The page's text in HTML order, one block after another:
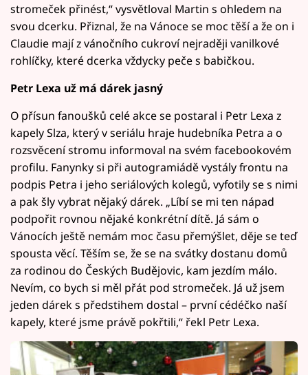
stromeček přinést,“ vysvětloval Martin s ohledem na
svou dcerku. Přiznal, že na Vánoce se moc těší a že on i
Claudie mají z vánočního cukroví nejraději vanilkové
rohlíčky, které dcerka vždycky peče s babičkou.
Petr Lexa už má dárek jasný
O přísun fanoušků celé akce se postaral i Petr Lexa z
kapely Slza, který v seriálu hraje hudebníka Petra a o
rozsvěcení stromu informoval na svém facebookovém
profilu. Fanynky si při autogramiádě vystály frontu na
podpis Petra i jeho seriálových kolegů, vyfotily se s nimi
a pak šly vybrat nějaký dárek. „Líbí se mi ten nápad
podpořit rovnou nějaké konkrétní dítě. Já sám o
Vánocích ještě nemám moc času přemýšlet, děje se teď
spousta věcí. Těším se, že se na svátky dostanu domů
za rodinou do Českých Budějovic, kam jezdím málo.
Nevím, co bych si měl přát pod stromeček. Já už jsem
jeden dárek s předstihem dostal – první cédéčko naší
kapely, které jsme právě pokřtili,“ řekl Petr Lexa.